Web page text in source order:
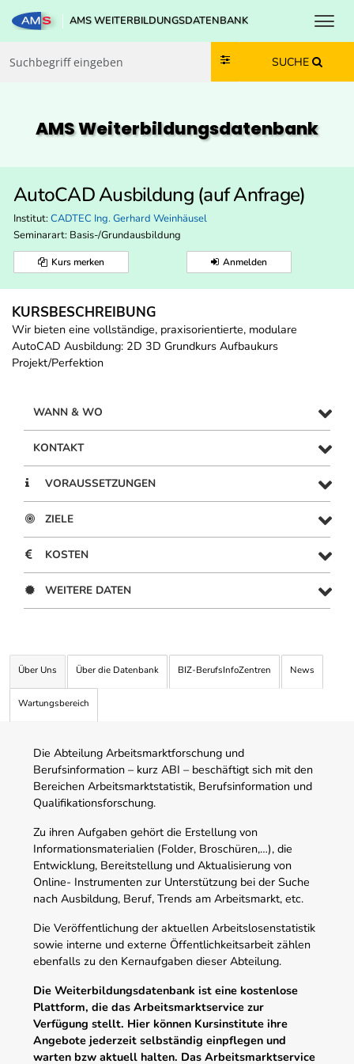
Zum Inhalt springen
Zum Navmenü springen
Zur Suche springen
Zur Footer springen
AMS WEITERBILDUNGSDATENBANK
SUCHE
AMS Weiterbildungs­datenbank
AutoCAD Ausbildung (auf Anfrage)
Institut: CADTEC Ing. Gerhard Weinhäusel
Seminarart: Basis-/Grundausbildung
Kurs merken Anmelden
KURSBESCHREIBUNG
Wir bieten eine vollständige, praxisorientierte, modulare
AutoCAD Ausbildung: 2D 3D Grundkurs Aufbaukurs
Projekt/Perfektion
WANN & WO
KONTAKT
VORAUSSETZUNGEN
ZIELE
KOSTEN
WEITERE DATEN
Über Uns Über die Datenbank BIZ-BerufsInfoZentren News
Wartungsbereich
Die Abteilung Arbeitsmarktforschung und
Berufsinformation – kurz ABI – beschäftigt sich mit den
Bereichen Arbeitsmarktstatistik, Berufsinformation und
Qualifikationsforschung.
Zu ihren Aufgaben gehört die Erstellung von
Informationsmaterialien (Folder, Broschüren,…), die
Entwicklung, Bereitstellung und Aktualisierung von
Online- Instrumenten zur Unterstützung bei der Suche
nach Ausbildung, Beruf, Trends am Arbeitsmarkt, etc.
Die Veröffentlichung der aktuellen Arbeitslosenstatistik
sowie interne und externe Öffentlichkeitsarbeit zählen
ebenfalls zu den Kernaufgaben dieser Abteilung.
Die Weiterbildungsdatenbank ist eine kostenlose
Plattform, die das Arbeitsmarktservice zur
Verfügung stellt. Hier können Kursinstitute ihre
Angebote jederzeit selbständig einpflegen und
warten bzw aktuell halten. Das Arbeitsmarktservice